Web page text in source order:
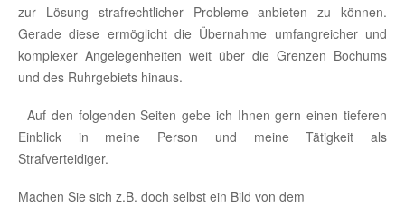
zur Lösung strafrechtlicher Probleme anbieten zu können.
Gerade diese ermöglicht die Übernahme umfangreicher und
komplexer Angelegenheiten weit über die Grenzen Bochums
und des Ruhrgebiets hinaus.
Auf den folgenden Seiten gebe ich Ihnen gern einen tieferen
Einblick in meine Person und meine Tätigkeit als
Strafverteidiger.
Machen Sie sich z.B. doch selbst ein Bild von dem